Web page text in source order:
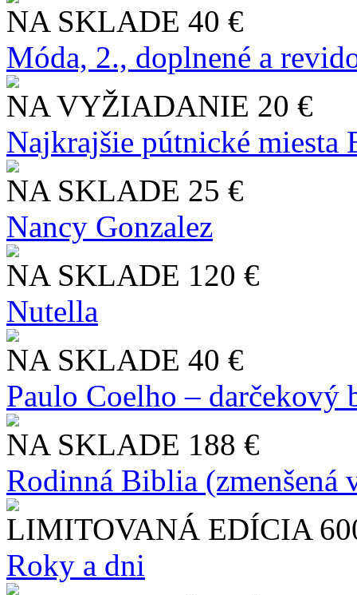
NA SKLADE 40 €
Móda, 2., doplnené a
NA VYŽIADANIE 20 €
Najkrajšie pútnické miesta
NA SKLADE 25 €
Nancy Gonzalez
NA SKLADE 120 €
Nutella
NA SKLADE 40 €
Paulo Coelho – darčekový
NA SKLADE 188 €
Rodinná Biblia (zmenšená
LIMITOVANÁ EDÍCIA
Roky a dni